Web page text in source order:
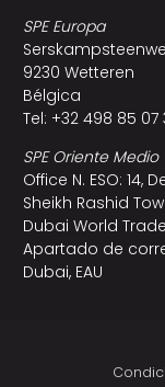
SPE Europa
9230 Wetteren
Bélgica
Tel: +32 498 85 07
SPE Oriente Medio
Office N. ESO: 14,
Sheikh Rashid
Dubai World
Apartado de
Dubai, EAU